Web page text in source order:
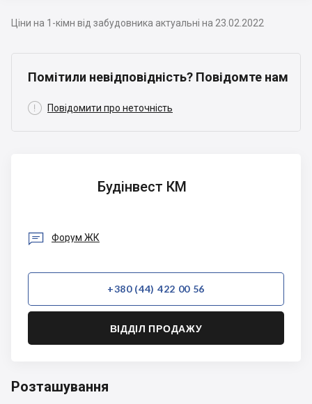
Ціни на 1-кімн від забудовника актуальні на 23.02.2022
Помітили невідповідність? Повідомте нам
 Повідомити про неточність
Будінвест КМ
 Форум ЖК
+380 (44) 422 00 56
ВІДДІЛ ПРОДАЖУ
Розташування